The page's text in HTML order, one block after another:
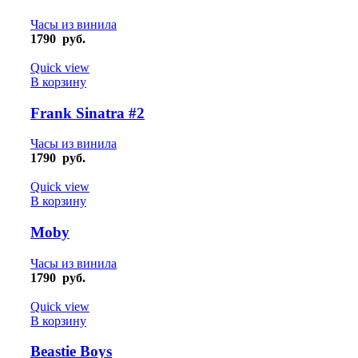
Часы из винила
1790 руб.
Quick view
В корзину
Frank Sinatra #2
Часы из винила
1790 руб.
Quick view
В корзину
Moby
Часы из винила
1790 руб.
Quick view
В корзину
Beastie Boys